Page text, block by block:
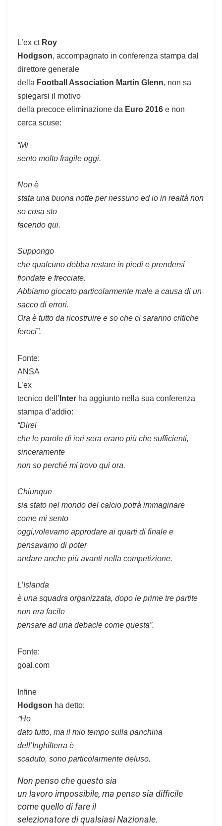
L’ex ctRoy
Hodgson, accompagnato in conferenza stampa dal
direttore generale
della Football Association Martin Glenn, non sa
spiegarsi il motivo
della precoce eliminazione da Euro 2016 e non
cerca scuse:
“Mi
sento molto fragile oggi.
Non è
stata una buona notte per nessuno ed io in realtà non
so cosa sto
facendo qui.
Suppongo
che qualcuno debba restare in piedi e prendersi
fiondate e frecciate.
Abbiamo giocato particolarmente male a causa di un
sacco di errori.
Ora è tutto da ricostruire e so che ci saranno critiche
feroci”.
Fonte:
ANSA
L’ex
tecnico dell’ Inter ha aggiunto nella sua conferenza
stampa d’addio:
“Direi
che le parole di ieri sera erano più che sufficienti,
sinceramente
non so perché mi trovo qui ora.
Chiunque
sia stato nel mondo del calcio potrà immaginare
come mi sento
oggi,volevamo approdare ai quarti di finale e
pensavamo di poter
andare anche più avanti nella competizione.
L’Islanda
è una squadra organizzata, dopo le prime tre partite
non era facile
pensare ad una debacle come questa”.
Fonte:
goal.com
Infine
Hodgson ha detto:
“Ho
dato tutto, ma il mio tempo sulla panchina
dell’Inghilterra è
scaduto, sono particolarmente deluso.
Non penso che questo sia
un lavoro impossibile, ma penso sia difficile
come quello di fare il
selezionatore di qualsiasi Nazionale.